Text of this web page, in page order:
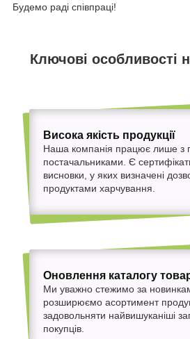
Будемо раді співпраці!
Ключові особливості
Висока якість продукції
Наша компанія працює лише з
постачальниками. Є сертифікати
висновки, у яких визначені
продуктами харчування.
Оновлення каталогу
Ми уважно стежимо за
розширюємо асортимент
задовольняти найвишуканіші
покупців.